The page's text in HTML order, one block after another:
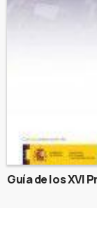
Guía de los XVI